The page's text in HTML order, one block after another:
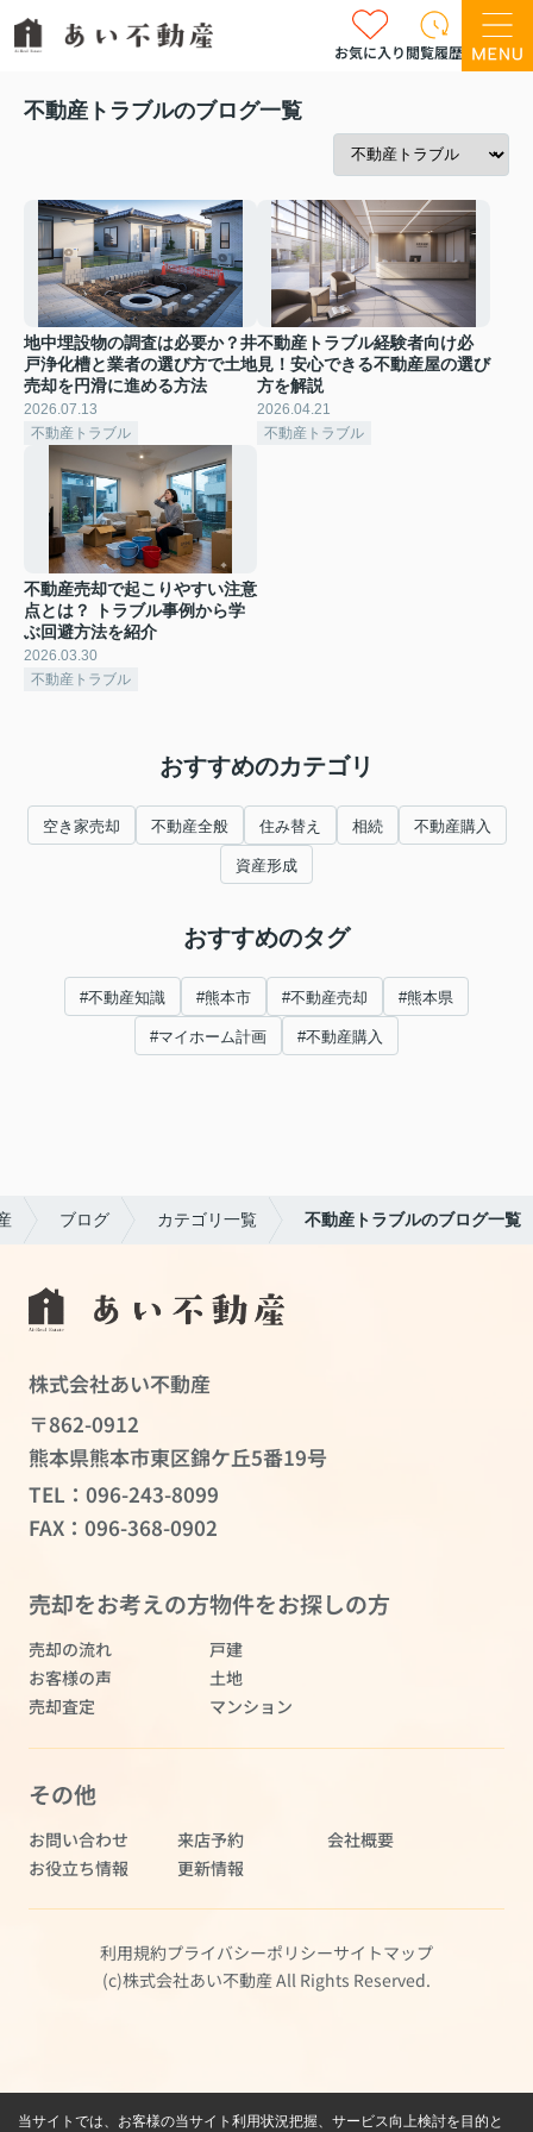
お気に入り閲覧履歴
不動産トラブルのブログ一覧
地中埋設物の調査は必要か？井
戸浄化槽と業者の選び方で土地
売却を円滑に進める方法
2026.07.13
不動産トラブル
不動産トラブル経験者向け必
見！安心できる不動産屋の選び
方を解説
2026.04.21
不動産トラブル
不動産売却で起こりやすい注意
点とは？ トラブル事例から学
ぶ回避方法を紹介
2026.03.30
不動産トラブル
おすすめのカテゴリ
空き家売却 不動産全般 住み替え 相続 不動産購入
資産形成
おすすめのタグ
#不動産知識 #熊本市 #不動産売却 #熊本県
#マイホーム計画 #不動産購入
ブログ カテゴリ一覧 不動産トラブルのブログ一覧
株式会社あい不動産
〒862-0912
熊本県熊本市東区錦ケ丘5番19号
TEL： 096-243-8099
FAX：096-368-0902
売却をお考えの方
売却の流れ
お客様の声
売却査定
物件をお探しの方
戸建
土地
マンション
その他
お問い合わせ 来店予約
会社概要
お役立ち情報
更新情報
利用規約プライバシーポリシーサイトマップ
(c)株式会社あい不動産 All Rights Reserved.
当サイトでは、お客様の当サイト利用状況把握、サービス向上検討を目的と